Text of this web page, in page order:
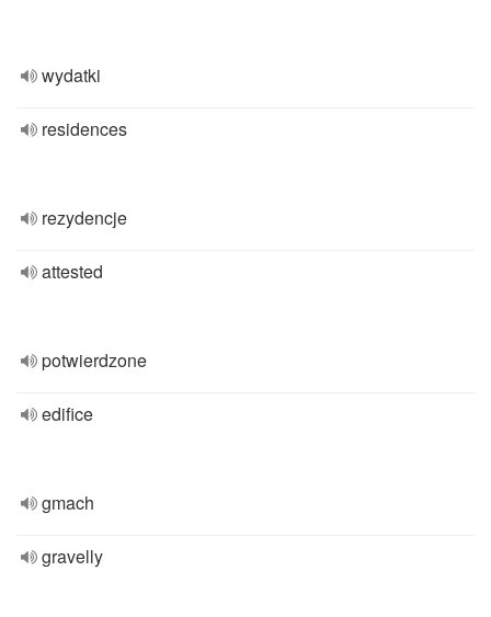
wydatki
residences
rezydencje
attested
potwierdzone
edifice
gmach
gravelly